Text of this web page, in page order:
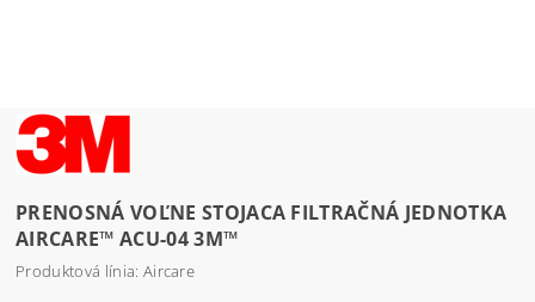
PRENOSNÁ VOĽNE STOJACA FILTRAČNÁ JEDNOTKA
AIRCARE™ ACU-04 3M™
Produktová línia: Aircare